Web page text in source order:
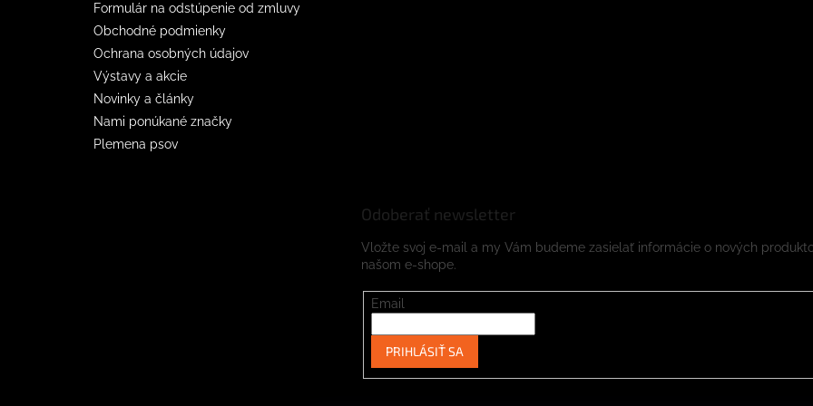
Formulár na odstúpenie od zmluvy
Obchodné podmienky
Ochrana osobných údajov
Výstavy a akcie
Novinky a články
Nami ponúkané značky
Plemena psov
Odoberať newsletter
Vložte svoj e-mail a my Vám budeme zasielať informácie o nových
našom e-shope.
Email
PRIHLÁSIŤ SA